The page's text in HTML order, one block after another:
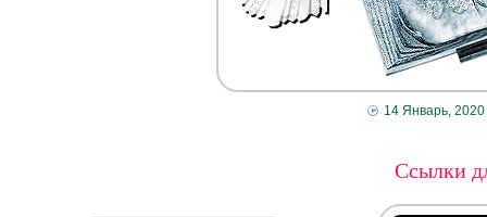
14 Январь, 2020
Ссылки